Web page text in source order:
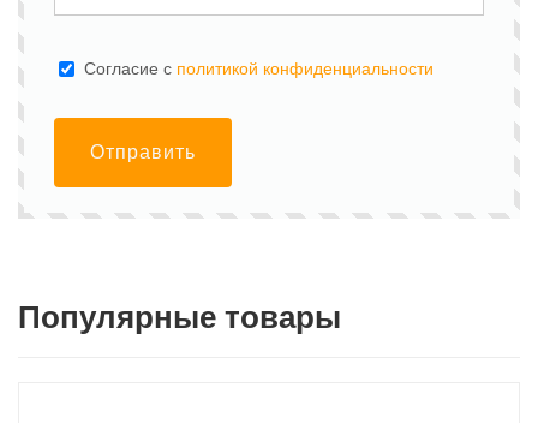
Cогласие с политикой конфиденциальности
Отправить
Популярные товары